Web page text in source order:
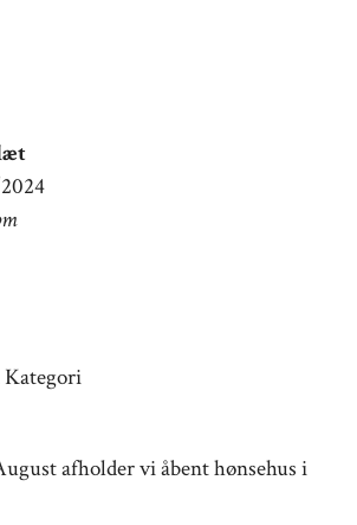
afholder vi åbent hønsehus i